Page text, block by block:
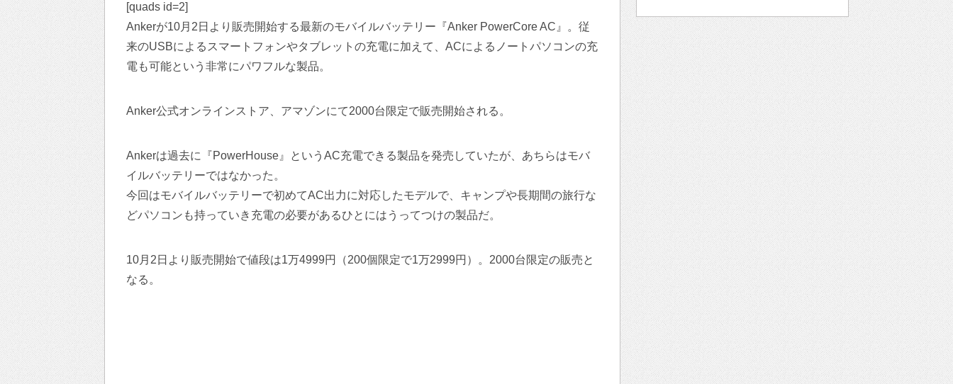
[quads id=2]
Ankerが10月2日より販売開始する最新のモバイルバッテリー『Anker PowerCore AC』。従
来のUSBによるスマートフォンやタブレットの充電に加えて、ACによるノートパソコンの充
電も可能という非常にパワフルな製品。
Anker公式オンラインストア、アマゾンにて2000台限定で販売開始される。
Ankerは過去に『PowerHouse』というAC充電できる製品を発売していたが、あちらはモバ
イルバッテリーではなかった。
今回はモバイルバッテリーで初めてAC出力に対応したモデルで、キャンプや長期間の旅行な
どパソコンも持っていき充電の必要があるひとにはうってつけの製品だ。
10月2日より販売開始で値段は1万4999円（200個限定で1万2999円）。2000台限定の販売と
なる。